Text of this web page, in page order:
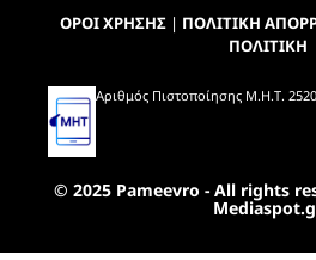
ΟΡΟΙ ΧΡΗΣΗΣ| ΠΟΛΙΤΙΚΗ
ΠΟΛΙΤΙΚΗ
Αριθμός Πιστοποίησης Μ.Η.Τ.
© 2025 Pameevro - All rights